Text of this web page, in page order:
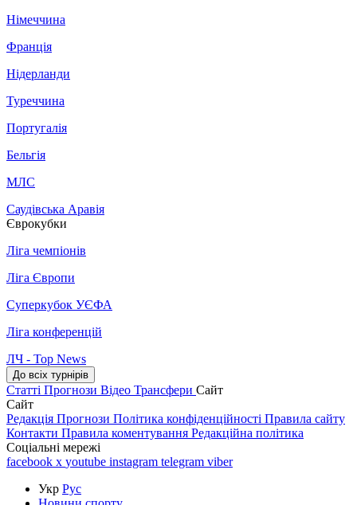
Німеччина
Франція
Нідерланди
Туреччина
Португалія
Бельгія
МЛС
Саудівська Аравія
Єврокубки
Ліга чемпіонів
Ліга Європи
Суперкубок УЄФА
Ліга конференцій
ЛЧ - Top News
До всіх турнірів
Статті Прогнози Відео Трансфери Сайт
Сайт
Редакція Прогнози Політика конфіденційності Правила сайту
Контакти Правила коментування Редакційна політика
Соціальні мережі
facebook x youtube instagram telegram viber
Укр Рус